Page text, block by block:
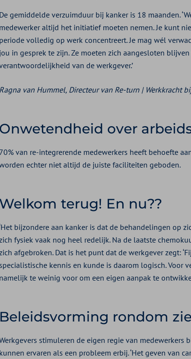
De gemiddelde verzuimduur bij kanker is 18 maanden.
medewerker altijd het initiatief moeten nemen. Je kunt
periode volledig op werk concentreert. Je mag wél
jou in gesprek te zijn. Ze moeten zich aangesloten
van de werkgever.’
Ragna van Hummel, Directeur van Re-turn | Werkkracht
Onwetendheid over
70% van re-integrerende medewerkers heeft behoefte
echter niet altijd de juiste faciliteiten geboden.
Welkom terug! En nu??
bijzondere aan kanker is dat de behandelingen op
fysiek vaak nog heel redelijk. Na de laatste
afgebroken. Dat is het punt dat de werkgever zegt:
specialistische kennis en kunde is daarom logisch. Voor
namelijk te weinig voor om een eigen aanpak te
Beleidsvorming rondom
stimuleren de eigen regie van
kunnen ervaren als een probleem erbij. ‘Het geven van